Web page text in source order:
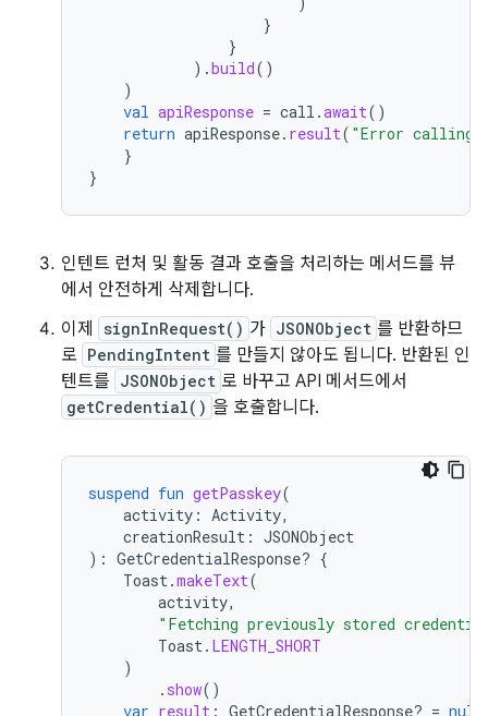
}
}
).build()
)
val apiResponse = call .await()
return apiResponse. result( "Error calling /
}
}
인텐트 런처 및 활동 결과 호출을 처리하는 메서드를 뷰
에서 안전하게 삭제합니다.
이제
signInRequest() 가 JSONObject 를 반환하므
로 PendingIntent 를 만들지 않아도 됩니다. 반환된 인
텐트를 JSONObject 로 바꾸고 API 메서드에서
getCredential() 을 호출합니다.
suspend fun getPasskey(
activity : Activity,
creationResult : JSONObject
): GetCredentialResponse? {
Toast.makeText(
activity,
"Fetching previously stored
Toast. LENGTH_SHORT
)
. show()
var result : GetCredentialResponse? = null